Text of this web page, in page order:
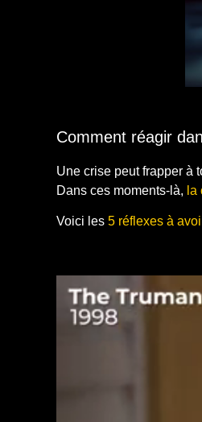
Comment réagir
Une crise peut frapper à
Dans ces moments-là, la
Voici les 5 réflexes à